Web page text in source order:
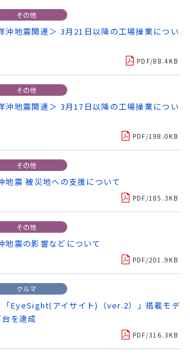
その他
沖地震関連＞ 3月21日以降の工場操業につい
PDF/88.4KB
その他
沖地震関連＞ 3月17日以降の工場操業につい
PDF/198.0KB
その他
地震 被災地への支援について
PDF/185.3KB
その他
地震の影響などについて
PDF/201.9KB
クルマ
「EyeSight(アイサイト)（ver.2）」搭載モデ
を達成
PDF/316.3KB